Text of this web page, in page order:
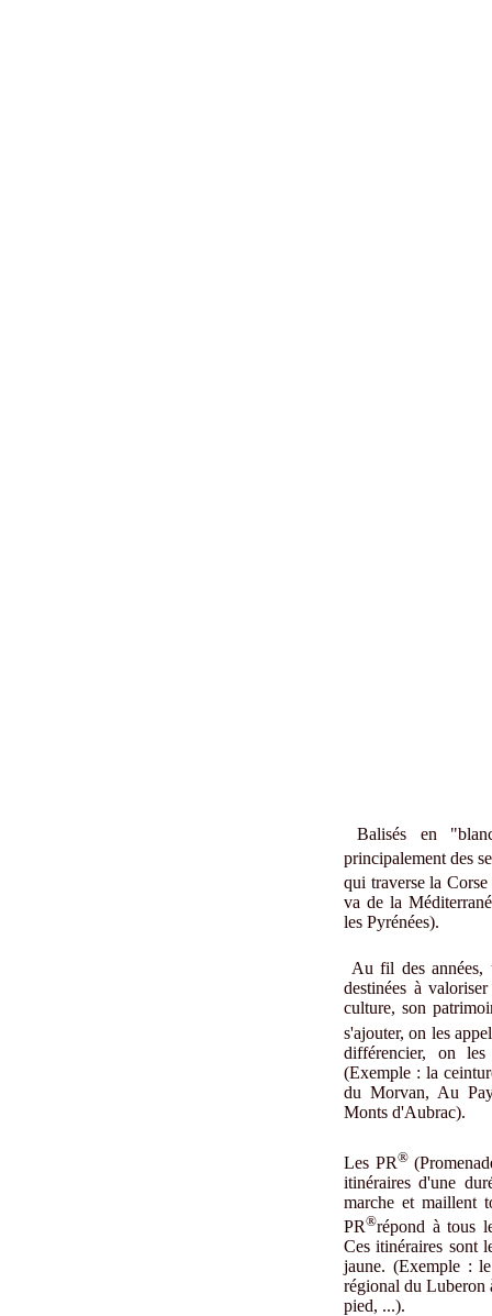
Balisés en
principalement des
qui traverse la
va de la
les Pyrénées).
Au fil des années,
destinées à
culture, son
s'ajouter, on les
différencier, on
(Exemple : la
du Morvan, Au
Monts d'Aubrac).
Les PR®
itinéraires d'une
marche et maillent
PR®répond à tous
Ces itinéraires sont
jaune. (Exemple :
régional du Luberon
pied, ...).